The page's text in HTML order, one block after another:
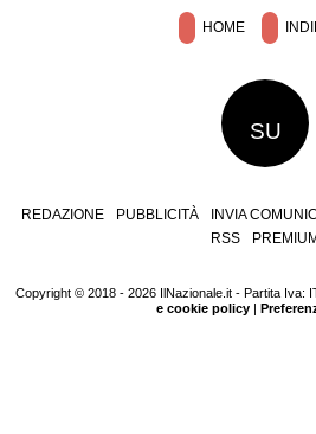
HOME
SU
REDAZIONE PUBBLICITÀ INVIA
RSS
Copyright © 2018 - 2026 IlNazionale.it - Partita Iva:
e cookie policy|